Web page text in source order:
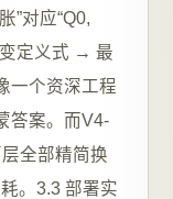
”对应“Q0,
定义式 → 最
一个资深工程
答案。而V4-
全部精简换
。3.3 部署实